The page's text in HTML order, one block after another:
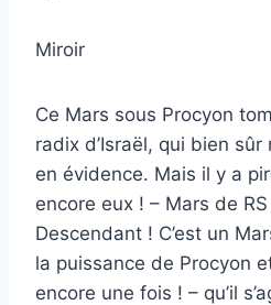
Miroir
Ce Mars sous Procyon
radix d’Israël, qui bien
en évidence. Mais il y a
encore eux ! – Mars de
Descendant ! C’est un
la puissance de Procyon
encore une fois ! – qu’il